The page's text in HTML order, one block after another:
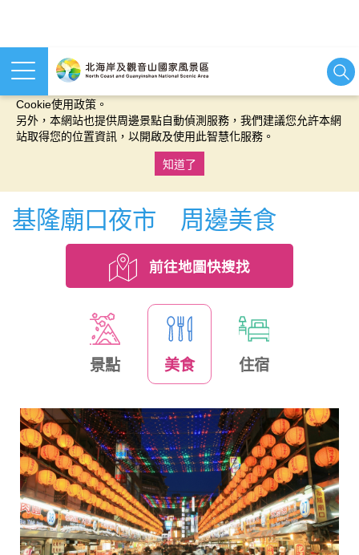
本網站使用cookies等相關技術以持續優化網站服務，並有助於為
Cookie使用政策。
另外，本網站也提供周邊景點自動偵測服務，我們建議您允許本網
站取得您的位置資訊，以開啟及使用此智慧化服務。
知道了
基隆廟口夜市 周邊美食
前往地圖快搜找
景點 美食 住宿